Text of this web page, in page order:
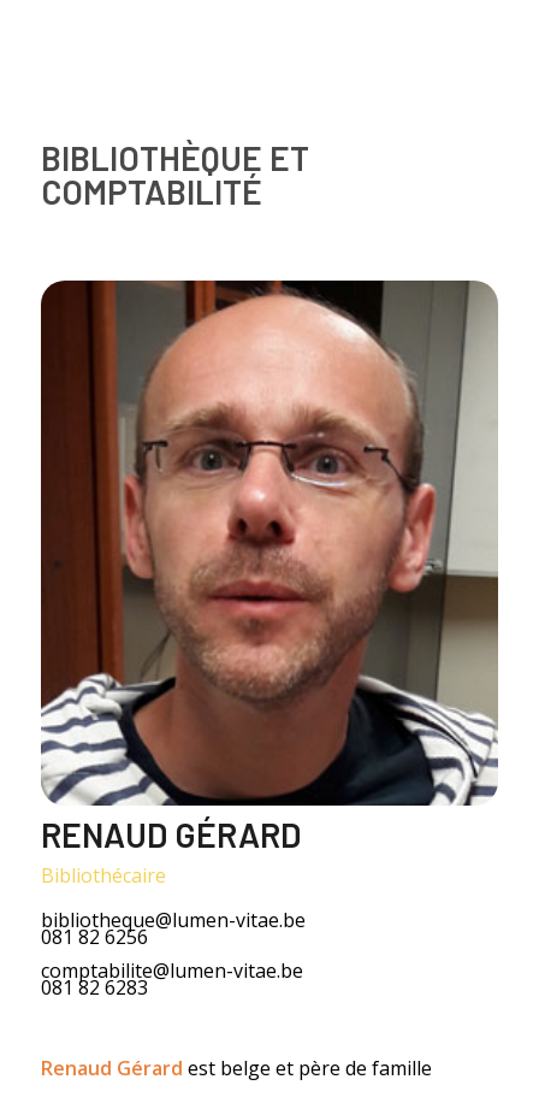
BIBLIOTHÈQUE ET
COMPTABILITÉ
RENAUD GÉRARD
Bibliothécaire
bibliotheque@lumen-vitae.be
081 82 6256
comptabilite@lumen-vitae.be
081 82 6283
Renaud Gérard est belge et père de famille